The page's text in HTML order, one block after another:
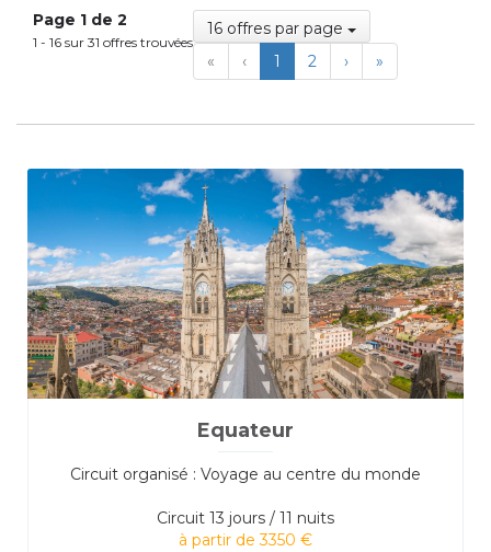
Page 1 de 2
1 - 16 sur 31 offres trouvées
16 offres par page
« First‹Previous
1 2 ›Next
»
Equateur
Circuit organisé : Voyage au centre du monde
Circuit 13 jours / 11 nuits
à partir de 3350 €